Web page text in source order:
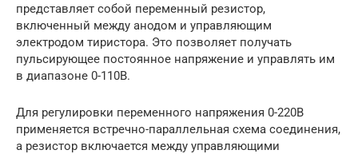
представляет собой переменный резистор,
включенный между анодом и управляющим
электродом тиристора. Это позволяет получать
пульсирующее постоянное напряжение и управлять им
в диапазоне 0-110В.
Для регулировки переменного напряжения 0-220В
применяется встречно-параллельная схема соединения,
а резистор включается между управляющими